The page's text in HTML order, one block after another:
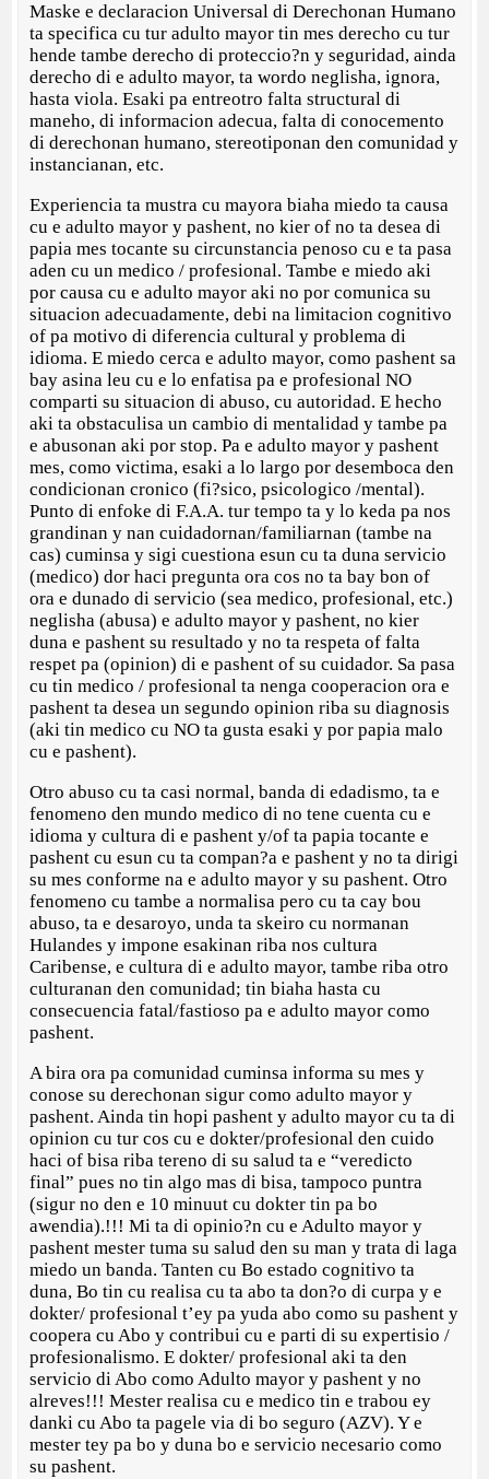
Maske e declaracion Universal di Derechonan Humano
ta specifica cu tur adulto mayor tin mes derecho cu tur
hende tambe derecho di proteccio?n y seguridad, ainda
derecho di e adulto mayor, ta wordo neglisha, ignora,
hasta viola. Esaki pa entreotro falta structural di
maneho, di informacion adecua, falta di conocemento
di derechonan humano, stereotiponan den comunidad y
instancianan, etc.
Experiencia ta mustra cu mayora biaha miedo ta causa
cu e adulto mayor y pashent, no kier of no ta desea di
papia mes tocante su circunstancia penoso cu e ta pasa
aden cu un medico / profesional. Tambe e miedo aki
por causa cu e adulto mayor aki no por comunica su
situacion adecuadamente, debi na limitacion cognitivo
of pa motivo di diferencia cultural y problema di
idioma. E miedo cerca e adulto mayor, como pashent sa
bay asina leu cu e lo enfatisa pa e profesional NO
comparti su situacion di abuso, cu autoridad. E hecho
aki ta obstaculisa un cambio di mentalidad y tambe pa
e abusonan aki por stop. Pa e adulto mayor y pashent
mes, como victima, esaki a lo largo por desemboca den
condicionan cronico (fi?sico, psicologico /mental).
Punto di enfoke di F.A.A. tur tempo ta y lo keda pa nos
grandinan y nan cuidadornan/familiarnan (tambe na
cas) cuminsa y sigi cuestiona esun cu ta duna servicio
(medico) dor haci pregunta ora cos no ta bay bon of
ora e dunado di servicio (sea medico, profesional, etc.)
neglisha (abusa) e adulto mayor y pashent, no kier
duna e pashent su resultado y no ta respeta of falta
respet pa (opinion) di e pashent of su cuidador. Sa pasa
cu tin medico / profesional ta nenga cooperacion ora e
pashent ta desea un segundo opinion riba su diagnosis
(aki tin medico cu NO ta gusta esaki y por papia malo
cu e pashent).
Otro abuso cu ta casi normal, banda di edadismo, ta e
fenomeno den mundo medico di no tene cuenta cu e
idioma y cultura di e pashent y/of ta papia tocante e
pashent cu esun cu ta compan?a e pashent y no ta dirigi
su mes conforme na e adulto mayor y su pashent. Otro
fenomeno cu tambe a normalisa pero cu ta cay bou
abuso, ta e desaroyo, unda ta skeiro cu normanan
Hulandes y impone esakinan riba nos cultura
Caribense, e cultura di e adulto mayor, tambe riba otro
culturanan den comunidad; tin biaha hasta cu
consecuencia fatal/fastioso pa e adulto mayor como
pashent.
A bira ora pa comunidad cuminsa informa su mes y
conose su derechonan sigur como adulto mayor y
pashent. Ainda tin hopi pashent y adulto mayor cu ta di
opinion cu tur cos cu e dokter/profesional den cuido
haci of bisa riba tereno di su salud ta e “veredicto
final” pues no tin algo mas di bisa, tampoco puntra
(sigur no den e 10 minuut cu dokter tin pa bo
awendia).!!! Mi ta di opinio?n cu e Adulto mayor y
pashent mester tuma su salud den su man y trata di laga
miedo un banda. Tanten cu Bo estado cognitivo ta
duna, Bo tin cu realisa cu ta abo ta don?o di curpa y e
dokter/ profesional t’ey pa yuda abo como su pashent y
coopera cu Abo y contribui cu e parti di su expertisio /
profesionalismo. E dokter/ profesional aki ta den
servicio di Abo como Adulto mayor y pashent y no
alreves!!! Mester realisa cu e medico tin e trabou ey
danki cu Abo ta pagele via di bo seguro (AZV). Y e
mester tey pa bo y duna bo e servicio necesario como
su pashent.